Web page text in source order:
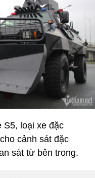
S5, loại xe đặc
cảnh sát đặc
sát từ bên trong.